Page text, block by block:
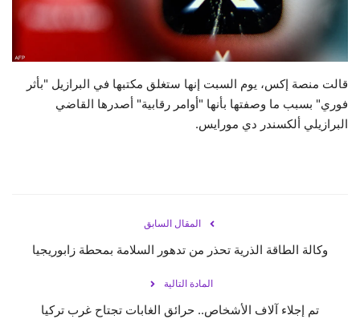
قالت منصة إكس، يوم السبت إنها ستغلق مكتبها في البرازيل "بأثر
فوري" بسبب ما وصفتها بأنها "أوامر رقابية" أصدرها القاضي
البرازيلي ألكسندر دي مورايس.
المقال السابق
وكالة الطاقة الذرية تحذر من تدهور السلامة بمحطة زابوريجيا
المادة التالية
تم إجلاء آلاف الأشخاص.. حرائق الغابات تجتاح غرب تركيا